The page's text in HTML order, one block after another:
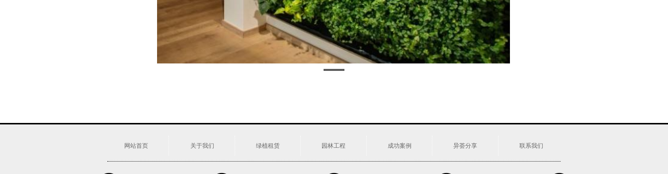
网站首页 关于我们 绿植租赁 园林工程 成功案例 异荟分享 联系我们